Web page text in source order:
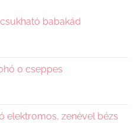
babakád
0 cseppes
elektromos, zenével bézs